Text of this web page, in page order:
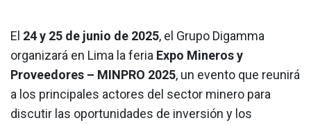
El 24 y 25 de junio de 2025, el Grupo Digamma
organizará en Lima la feria Expo Mineros y
Proveedores – MINPRO 2025, un evento que reunirá
a los principales actores del sector minero para
discutir las oportunidades de inversión y los